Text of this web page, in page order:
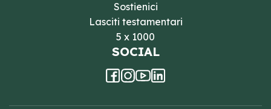
Sostienici
Lasciti testamentari
5 x 1000
SOCIAL